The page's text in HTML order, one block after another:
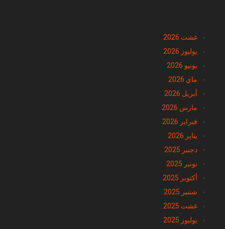
غشت 2026
يوليوز 2026
يونيو 2026
ماي 2026
أبريل 2026
مارس 2026
فبراير 2026
يناير 2026
دجنبر 2025
نونبر 2025
أكتوبر 2025
شتنبر 2025
غشت 2025
يوليوز 2025